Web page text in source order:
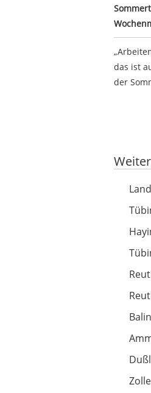
das ist
der
Brand
Keine
Nach
Brand